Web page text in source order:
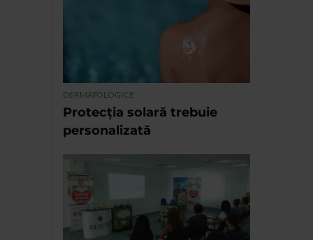
DERMATOLOGICE
Protecția solară trebuie
personalizată